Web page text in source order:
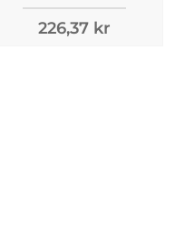
226,37 kr